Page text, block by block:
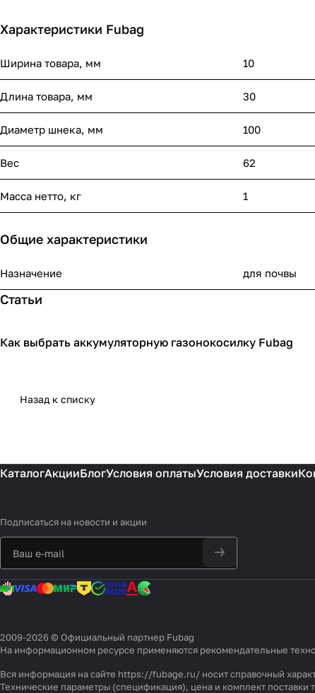
Характеристики Fubag
Ширина товара, мм 10
Длина товара, мм 30
Диаметр шнека, мм 100
Вес 62
Масса нетто, кг 1
Общие характеристики
Назначение для почвы
Статьи
Садовая техника
Как выбрать аккумуляторную газонокосилку Fubag
Назад к списку
КаталогАкцииБлогУсловия оплатыУсловия доставки
Подписаться на новости и акции
2009-2026 © Официальный партнер Fubag
На информационном ресурсе применяются рекомендательные
Вся информация на сайте https://fubage.ru/ носит справочный
Технические параметры (спецификация), цена и комплект